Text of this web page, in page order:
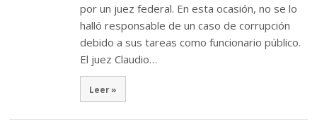
por un juez federal. En esta ocasión, no se lo
halló responsable de un caso de corrupción
debido a sus tareas como funcionario público.
El juez Claudio…
Leer »